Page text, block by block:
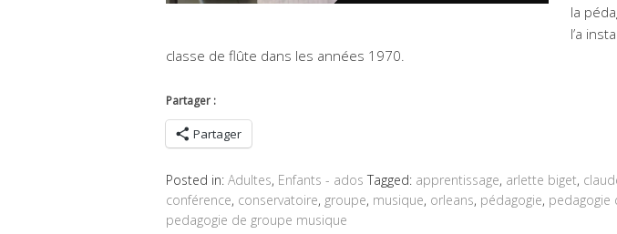
la
l’a
classe de flûte dans les années 1970.
Partager :
Partager
Posted in: Adultes, Enfants - ados Tagged: apprentissage, arlette biget,
conférence, conservatoire, groupe, musique, orleans, pédagogie, pedagogie
pedagogie de groupe musique